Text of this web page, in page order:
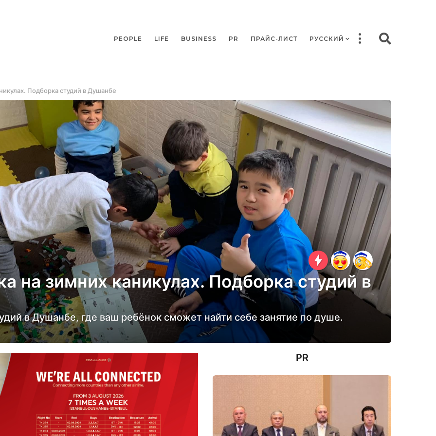
PEOPLE LIFE BUSINESS PR ПРАЙС-ЛИСТ РУССКИЙ
Подборка студий в Душанбе
на зимних каникулах. Подборка студий в
в Душанбе, где ваш ребёнок сможет найти себе занятие по душе.
PR